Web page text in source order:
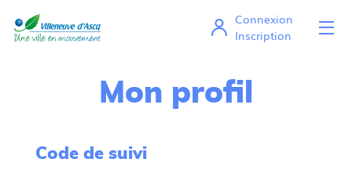
Mes démarches en ligne
Connexion
Inscription
Mon profil
Code de suivi